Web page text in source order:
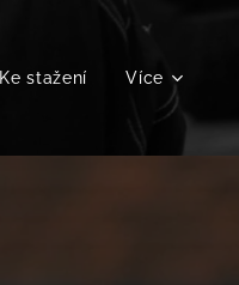
Ke stažení Více